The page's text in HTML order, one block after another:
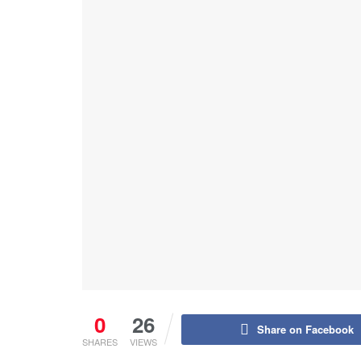
0
SHARES
26
VIEWS
Share on Facebook